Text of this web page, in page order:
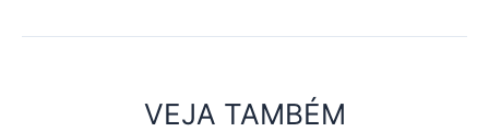
VEJA TAMBÉM